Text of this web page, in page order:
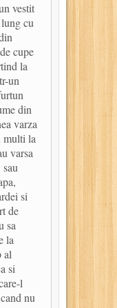
vestit
cu
cupe
la
un
din
varza
multi la
varsa
si
de
sa
la
al
si
l
nu